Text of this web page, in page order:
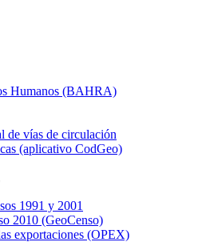
Humanos (BAHRA)
de vías de circulación
(aplicativo CodGeo)
1991 y 2001
2010 (GeoCenso)
exportaciones (OPEX)